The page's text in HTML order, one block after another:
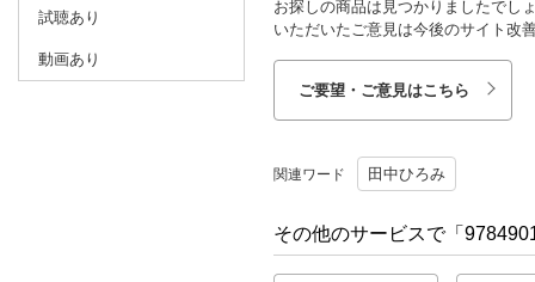
試聴あり
動画あり
お探しの商品は見つかりましたでし
いただいたご意見は今後のサイト改
ご要望・ご意見はこちら
関連ワード 田中ひろみ
その他のサービスで「